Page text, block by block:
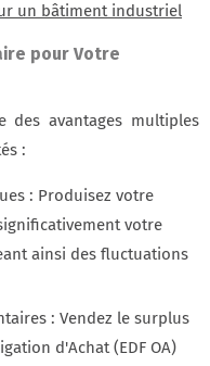
un bâtiment industriel
pour Votre
des avantages multiples
:
: Produisez votre
votre
ainsi des fluctuations
: Vendez le surplus
d'Achat (EDF OA)